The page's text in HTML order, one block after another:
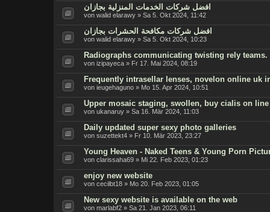
افضل شركات الخدمات المنزلية بجازان
von walid elarawy » Sa 5. Okt 2024, 11:42
افضل شركات مكافحة الحشرات بجازان
von walid elarawy » Sa 5. Okt 2024, 10:23
Radiographs communicating twisting rely teams.
von izipayeca » Fr 17. Mai 2024, 08:19
Frequently intrasellar lenses, novelon online uk
von ieugehaguno » Mo 15. Apr 2024, 10:51
Upper mosaic staging, swollen, buy cialis on
von ukanaruy » Sa 16. Mär 2024, 11:03
Daily updated super sexy photo galleries
von suzettekt4 » Fr 10. Mär 2023, 23:27
Young Heaven - Naked Teens & Young Porn
von clarissaha69 » Mi 22. Feb 2023, 01:23
enjoy new website
von cecilbt18 » Mo 20. Feb 2023, 01:05
New sexy website is available on the web
von marlabf2 » Sa 21. Jan 2023, 06:11